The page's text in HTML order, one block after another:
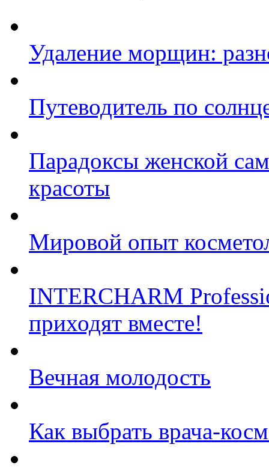
Удаление морщин:
Путеводитель по
Парадоксы женской
красоты
Мировой опыт
INTERCHARM
приходят вместе!
Вечная молодость
Как выбрать врача-